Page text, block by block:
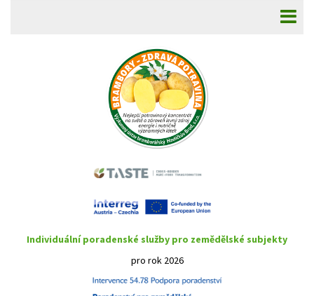
Individuální poradenské služby pro zemědělské subjekty
pro rok 2026